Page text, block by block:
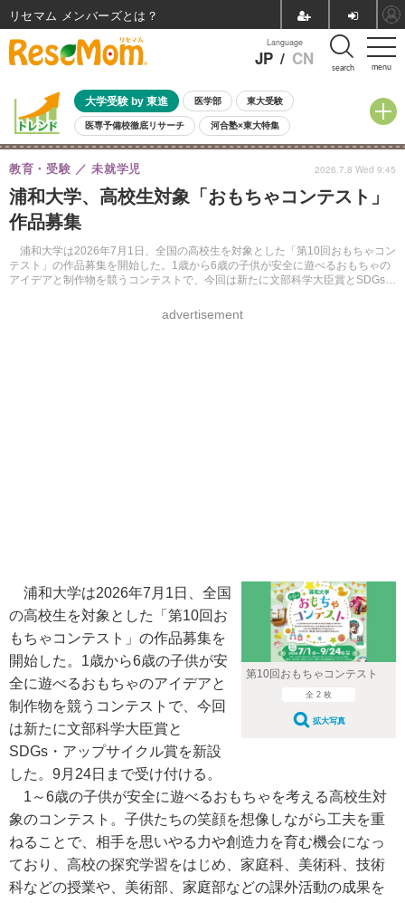
menu
Language
JP / CN search
大学受験 by 東進 医学部 東大受験
医専予備校徹底リサーチ 河合塾×東大特集
親子で考える大学選び 高校受験 中学受験 小学校受験
共通テスト 夏休み
8月開催イベント・WS 全国公立高校 過去問 人気記事
自由研究教材（小学生向け）
浦和大学、高校生対象「おもちゃコンテスト」
作品募集
浦和大学は2026年7月1日、全国の高校生を対象とした「第10回おもちゃコン
テスト」の作品募集を開始した。1歳から6歳の子供が安全に遊べるおもちゃの
アイデアと制作物を競うコンテストで、今回は新たに文部科学大臣賞とSDGs・
教育・受験 未就学児
advertisement
2026.7.8 Wed 9:45
第10回おもちゃコンテスト
全 2 枚
拡大写真
浦和大学は2026年7月1日、全国
の高校生を対象とした「第10回お
もちゃコンテスト」の作品募集を
開始した。1歳から6歳の子供が安
全に遊べるおもちゃのアイデアと
制作物を競うコンテストで、今回
は新たに文部科学大臣賞と
SDGs・アップサイクル賞を新設
した。9月24日まで受け付ける。
1～6歳の子供が安全に遊べるおもちゃを考える高校生対
象のコンテスト。子供たちの笑顔を想像しながら工夫を重
ねることで、相手を思いやる力や創造力を育む機会になっ
ており、高校の探究学習をはじめ、家庭科、美術科、技術
科などの授業や、美術部、家庭部などの課外活動の成果を
リセマム メンバーズ